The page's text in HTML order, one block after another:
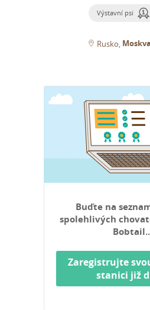
Výstavní psi
Rusko Moskva
Buďte na
spolehlivých
Zaregistrujte
stanici již